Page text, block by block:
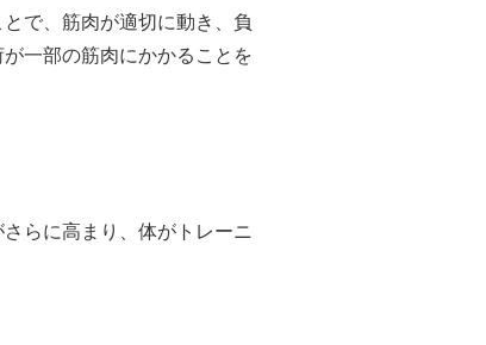
で、筋肉が適切に動き、負
一部の筋肉にかかることを
らに高まり、体がトレーニ